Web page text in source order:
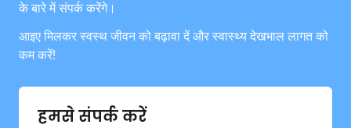
के बारे में संपर्क करेंगे।
आइए मिलकर स्वस्थ जीवन को बढ़ावा दें और स्वास्थ्य देखभाल लागत को
कम करें!
हमसे संपर्क करें